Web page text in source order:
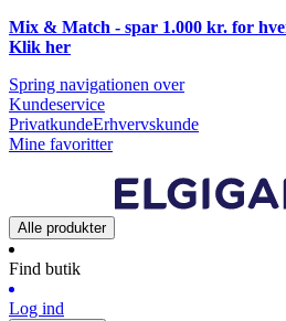
Mix & Match - spar 1.000 kr. for
Klik her
Spring navigationen over
Kundeservice
PrivatkundeErhvervskunde
Mine favoritter
Alle produkter
Find butik
Log ind